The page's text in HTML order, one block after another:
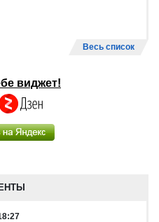
Весь список
виджет!